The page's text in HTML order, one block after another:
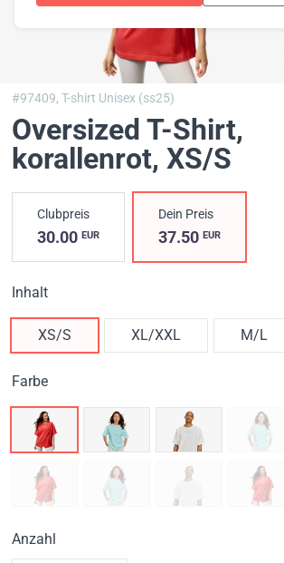
#97409,T-shirt Unisex (ss25)
Oversized T-Shirt,
korallenrot, XS/S
Clubpreis
30.00 EUR
Dein Preis
37.50EUR
Inhalt
XS/S XL/XXL M/L
Farbe
Anzahl